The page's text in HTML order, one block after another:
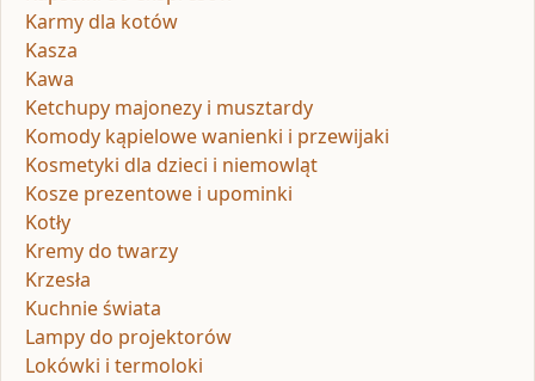
Karmy dla kotów
Kasza
Kawa
Ketchupy majonezy i musztardy
Komody kąpielowe wanienki i przewijaki
Kosmetyki dla dzieci i niemowląt
Kosze prezentowe i upominki
Kotły
Kremy do twarzy
Krzesła
Kuchnie świata
Lampy do projektorów
Lokówki i termoloki